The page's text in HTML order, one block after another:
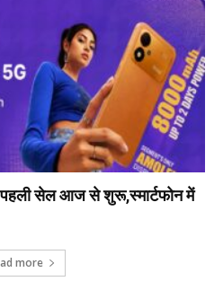
सेल आज से शुरू,स्मार्टफोन में
more